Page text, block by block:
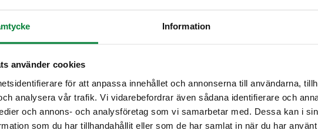
Information
använder cookies
för att anpassa innehållet och annonserna till användarna,
analysera vår trafik. Vi vidarebefordrar även sådana identifierare och
och annons- och analysföretag som vi samarbetar med. Dessa kan i
som du har tillhandahållit eller som de har samlat in när du har